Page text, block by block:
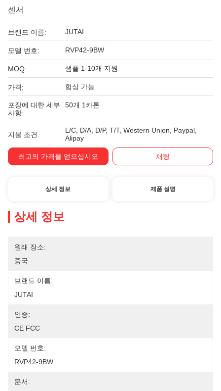
센서
브랜드 이름: JUTAI
모델 번호: RVP42-9BW
MOQ: 샘플 1-10개 지원
가격: 협상 가능
포장에 대한 세부
사항:
50개 1카톤
지불 조건:
L/C, D/A, D/P, T/T, Western Union, Paypal,
Alipay
최고의 가격을 얻으십시오 채팅
상세 정보 제품 설명
상세 정보
원래 장소:
중국
브랜드 이름:
JUTAI
인증:
CE FCC
모델 번호:
RVP42-9BW
문서: